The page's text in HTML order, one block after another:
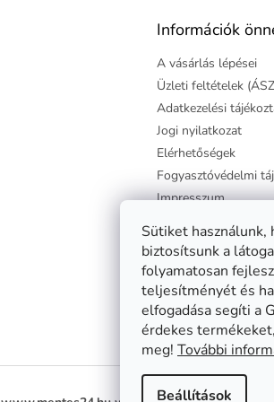
Sütiket használunk,
biztosítsunk a
folyamatosan
teljesítményét és
elfogadása segíti a
érdekes
meg! További
Beállítások
Információk
A vásárlás lépései
Üzleti feltételek
Adatkezelési
Jogi nyilatkozat
Elérhetőségek
Fogyasztóvédelmi
Impresszum
Szállítási garancia